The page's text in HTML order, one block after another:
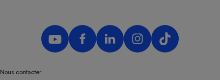
Nous contacter